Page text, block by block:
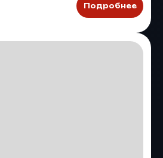
Подробнее